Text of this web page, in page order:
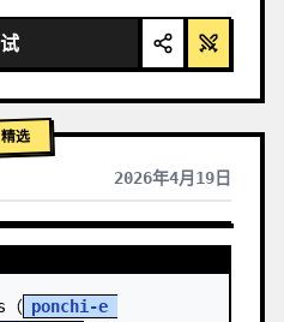
Quest 3 ",
精选
2026年4月19日
模型的结果
（ ponchi-e